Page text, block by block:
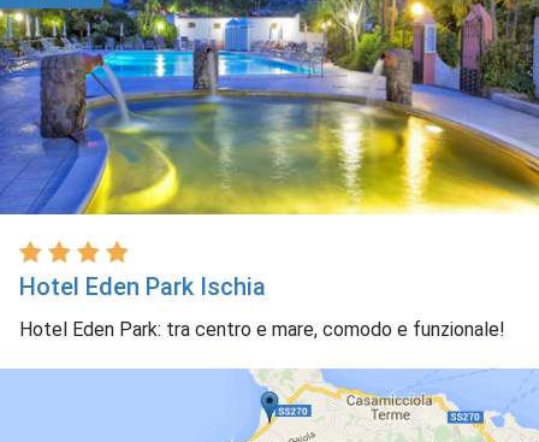
Hotel Eden Park Ischia
Hotel Eden Park: tra centro e mare, comodo e funzionale!